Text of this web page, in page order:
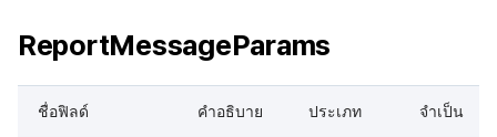
ReportMessageParams
ชื่อฟิลด์ คำอธิบาย ประเภท จำเป็น